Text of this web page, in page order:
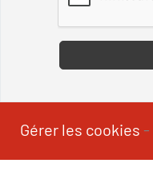
Gérer les cookies -